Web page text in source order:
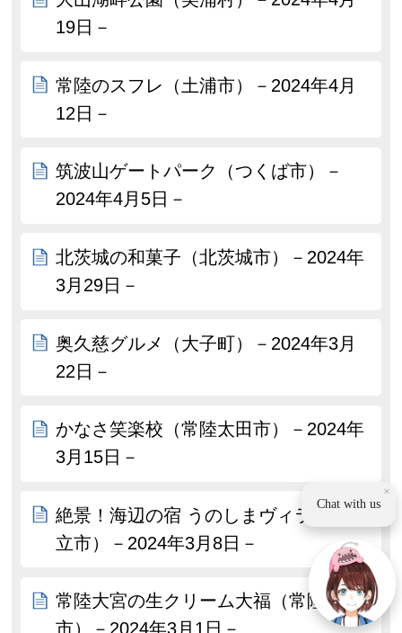
19日－
常陸のスフレ（土浦市）－2024年4月
12日－
筑波山ゲートパーク（つくば市）－
2024年4月5日－
北茨城の和菓子（北茨城市）－2024年
3月29日－
奥久慈グルメ（大子町）－2024年3月
22日－
かなさ笑楽校（常陸太田市）－2024年
3月15日－
絶景！海辺の宿 うのしまヴィラ（日
立市）－2024年3月8日－
常陸大宮の生クリーム大福（常陸大宮
市）－2024年3月1日－
×
Chat with us